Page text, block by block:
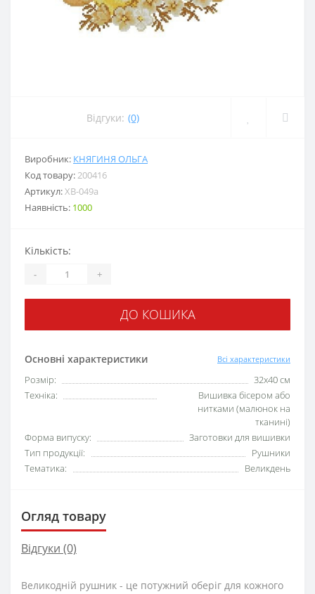
Відгуки: (0)
Виробник: КНЯГИНЯ ОЛЬГА
Код товару:200416
Артикул:ХВ-049а
Наявність: 1000
Основні характеристики Всі характеристики
Розмір:
32х40 см
Техніка:
Вишивка бісером або
нитками (малюнок на
тканині)
Форма випуску:
Заготовки для вишивки
Тип продукції:
Рушники
Тематика:
Великдень
Кількість:
- +
ДО КОШИКА
Огляд товару
Відгуки (0)
Великодній рушник - це потужний оберіг для кожного